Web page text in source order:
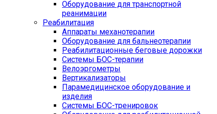
Оборудование для транспортной
реанимации
Реабилитация
Аппараты механотерапии
Оборудование для бальнеотерапии
Реабилитационные беговые дорожки
Системы БОС-терапии
Велоэргометры
Вертикализаторы
Парамедицинское оборудование и
изделия
Системы БОС-тренировок